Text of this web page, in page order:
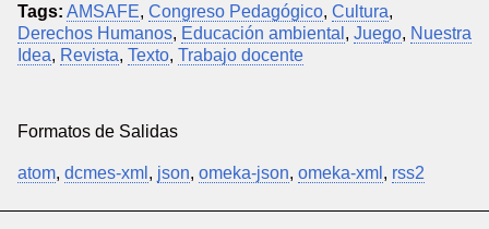
Tags: AMSAFE, Congreso Pedagógico, Cultura,
Derechos Humanos, Educación ambiental , Juego, Nuestra
Idea, Revista, Texto, Trabajo docente
Formatos de Salidas
atom, dcmes-xml , json, omeka-json, omeka-xml , rss2